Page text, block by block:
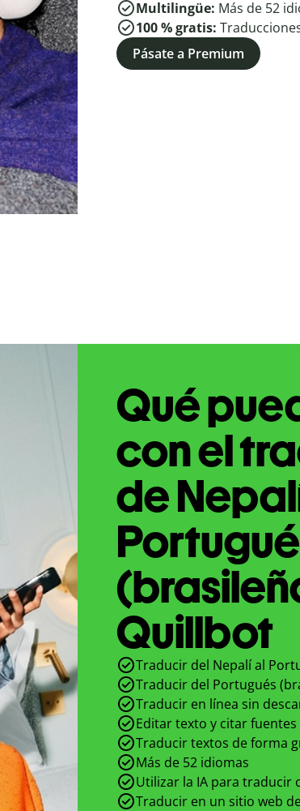
Multilingüe: Más de 52
100 % gratis:
Pásate a Premium
Qué
con el
de
Quillbot
Traducir del Nepalí al
Traducir del Portugués
Traducir en línea sin
Editar texto y citar
Traducir textos de forma
Más de 52 idiomas
Utilizar la IA para traducir
Traducir en un sitio web